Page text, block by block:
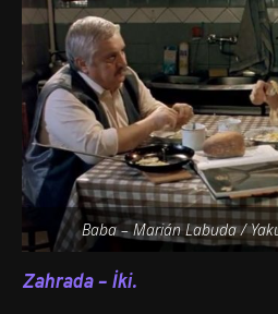
Baba – Marián Labuda /
Zahrada – İki.